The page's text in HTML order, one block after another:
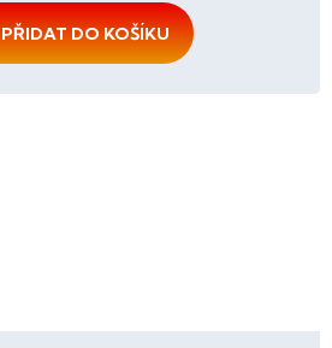
PŘIDAT DO KOŠÍKU